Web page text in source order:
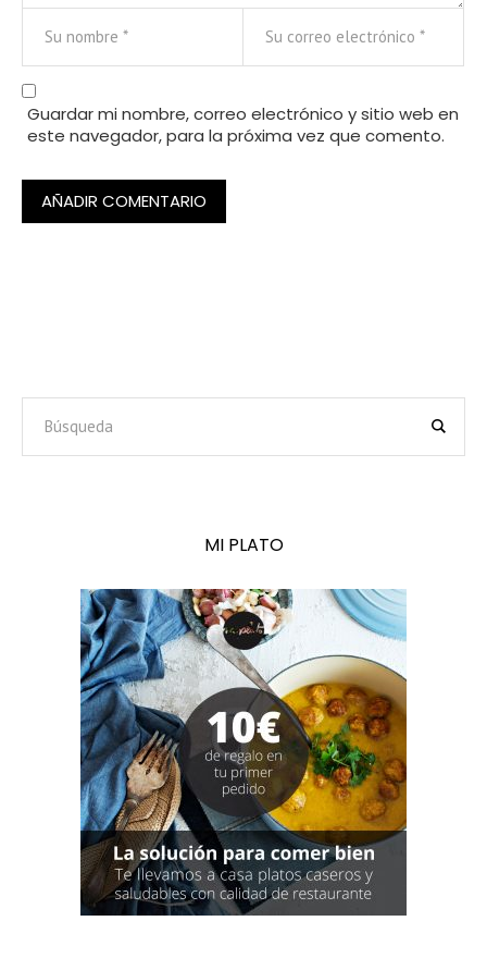
Guardar mi nombre, correo electrónico y sitio web en
este navegador, para la próxima vez que comento.
MI PLATO